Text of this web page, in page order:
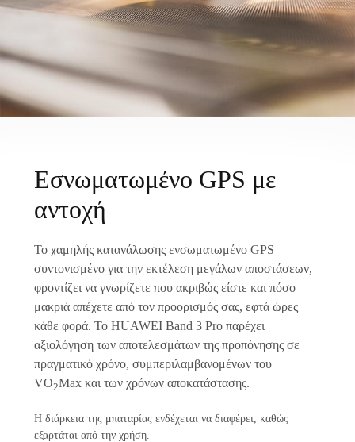
Εσνωματωμένο GPS με
αντοχή
Το χαμηλής κατανάλωσης ενσωματωμένο GPS
συντονισμένο για την εκτέλεση μεγάλων αποστάσεων,
φροντίζει να γνωρίζετε που ακριβώς είστε και πόσο
μακριά απέχετε από τον προορισμός σας, εφτά ώρες
κάθε φορά. Το HUAWEI Band 3 Pro παρέχει
αξιολόγηση των αποτελεσμάτων της προπόνησης σε
πραγματικό χρόνο, συμπεριλαμβανομένων του
VO2Max και των χρόνων αποκατάστασης.
Η διάρκεια της μπαταρίας ενδέχεται να διαφέρει, καθώς
εξαρτάται από την χρήση.